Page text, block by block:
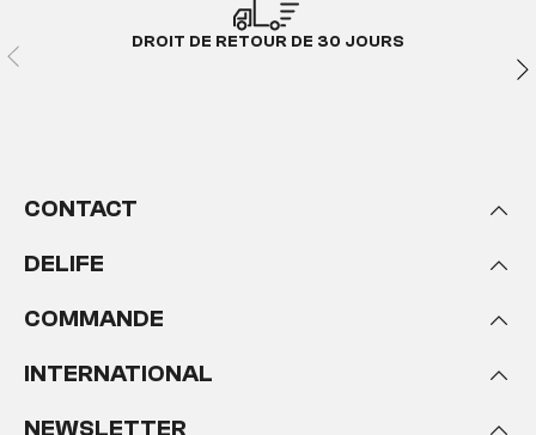
DROIT DE RETOUR DE 30 JOURS
CONTACT
DELIFE
COMMANDE
INTERNATIONAL
NEWSLETTER